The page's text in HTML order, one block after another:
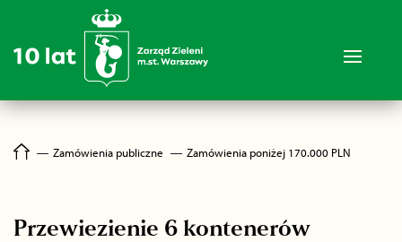
― Zamówienia publiczne ― Zamówienia poniżej 170.000 PLN
Przewiezienie 6 kontenerów